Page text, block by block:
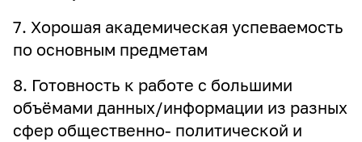
7. Хорошая академическая успеваемость
по основным предметам
8. Готовность к работе с большими
объёмами данных/информации из разных
сфер общественно- политической и